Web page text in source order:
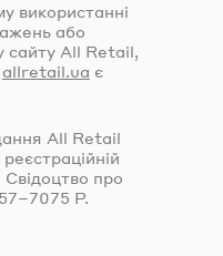
використанні
або
сайту All Retail,
allretail.ua є
All Retail
Свідоцтво про
Р.